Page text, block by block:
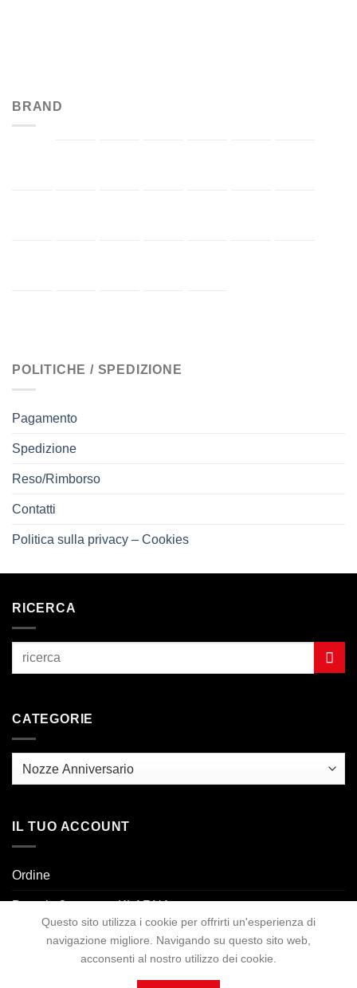
BRAND
POLITICHE / SPEDIZIONE
Pagamento
Spedizione
Reso/Rimborso
Contatti
Politica sulla privacy – Cookies
RICERCA
CATEGORIE
IL TUO ACCOUNT
Ordine
Paga in 3 rate con KLARNA.
PAGAMENTO SPEDIZIONE RESO CONTATTI
Cosmo Gioielli. All Rights Reserved. Visual Art
Questo sito utilizza i cookie per offrirti un'esperienza di
navigazione migliore. Navigando su questo sito web,
acconsenti al nostro utilizzo dei cookie.